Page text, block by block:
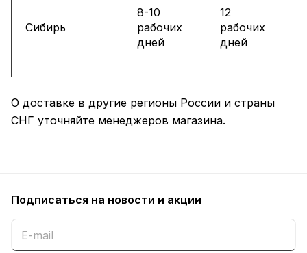
Сибирь
8-10
рабочих
дней
12
рабочих
дней
О доставке в другие регионы России и страны
СНГ уточняйте менеджеров магазина.
Подписаться на новости и акции